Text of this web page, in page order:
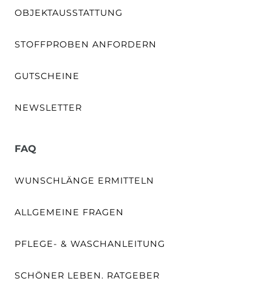
OBJEKTAUSSTATTUNG
STOFFPROBEN ANFORDERN
GUTSCHEINE
NEWSLETTER
FAQ
WUNSCHLÄNGE ERMITTELN
ALLGEMEINE FRAGEN
PFLEGE- & WASCHANLEITUNG
SCHÖNER LEBEN. RATGEBER